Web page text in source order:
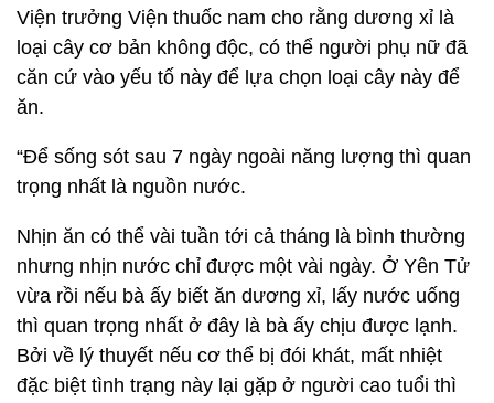
Viện trưởng Viện thuốc nam cho rằng dương xỉ là
loại cây cơ bản không độc, có thể người phụ nữ đã
căn cứ vào yếu tố này để lựa chọn loại cây này để
ăn.
“Để sống sót sau 7 ngày ngoài năng lượng thì quan
trọng nhất là nguồn nước.
Nhịn ăn có thể vài tuần tới cả tháng là bình thường
nhưng nhịn nước chỉ được một vài ngày. Ở Yên Tử
vừa rồi nếu bà ấy biết ăn dương xỉ, lấy nước uống
thì quan trọng nhất ở đây là bà ấy chịu được lạnh.
Bởi về lý thuyết nếu cơ thể bị đói khát, mất nhiệt
đặc biệt tình trạng này lại gặp ở người cao tuổi thì